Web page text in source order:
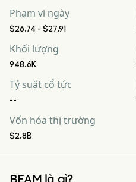
Phạm vi ngày
$26.74 - $27.91
Khối lượng
948.6K
Tỷ suất cổ tức
--
Vốn hóa thị trường
$2.8B
BEAM là gì?